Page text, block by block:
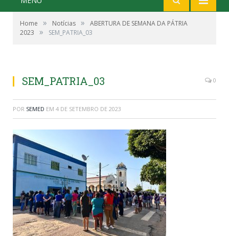
Home » Notícias »
ABERTURA DE SEMANA DA PÁTRIA
2023
» SEM_PATRIA_03
SEM_PATRIA_03 0
POR SEMED EM 4 DE SETEMBRO DE 2023